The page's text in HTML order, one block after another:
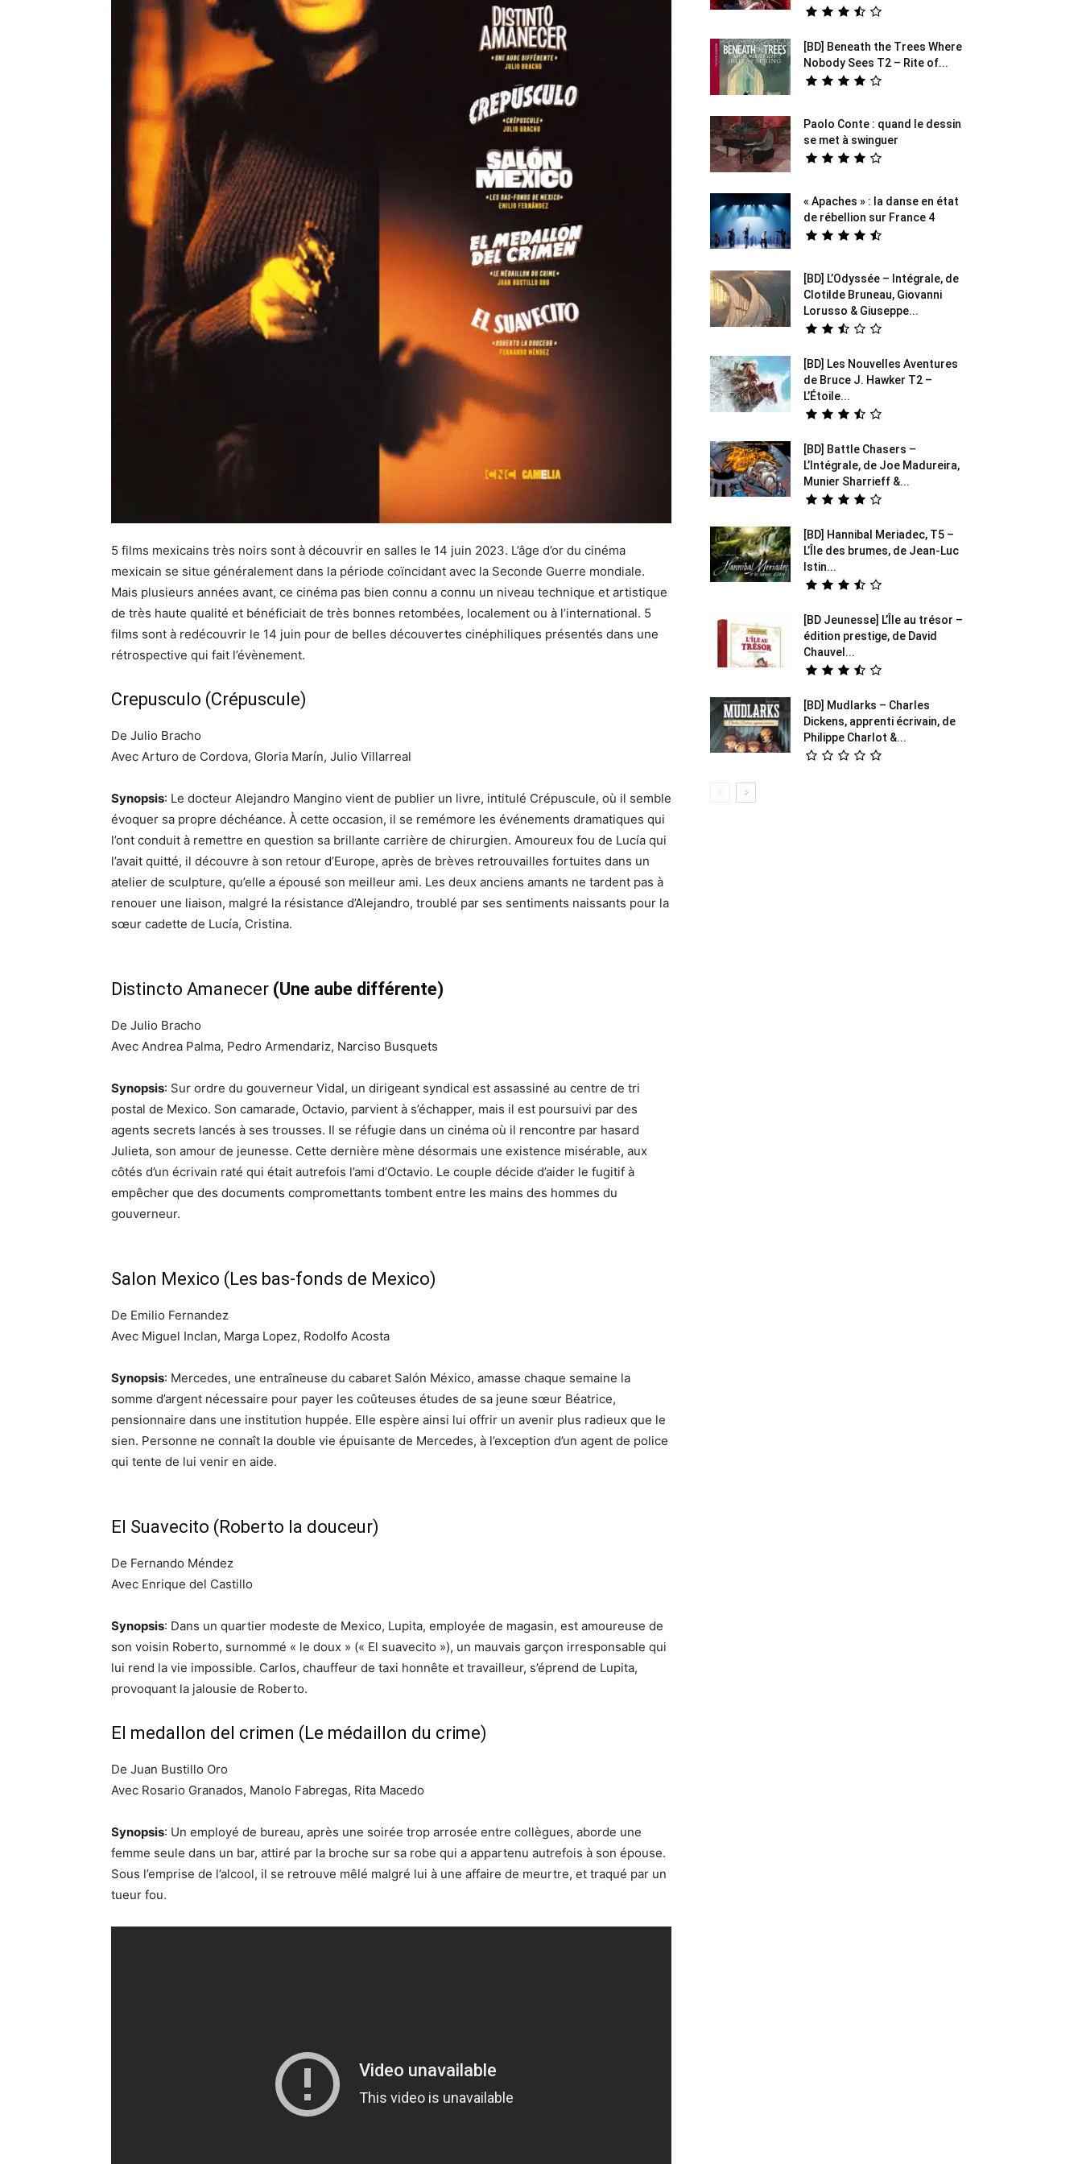
5 films mexicains très noirs sont à découvrir en salles le 14 juin 2023. L’âge d’or du cinéma
mexicain se situe généralement dans la période coïncidant avec la Seconde Guerre mondiale.
Mais plusieurs années avant, ce cinéma pas bien connu a connu un niveau technique et artistique
de très haute qualité et bénéficiait de très bonnes retombées, localement ou à l’international. 5
films sont à redécouvrir le 14 juin pour de belles découvertes cinéphiliques présentés dans une
rétrospective qui fait l’évènement.
Crepusculo (Crépuscule)
De Julio Bracho
Avec Arturo de Cordova, Gloria Marín, Julio Villarreal
Synopsis: Le docteur Alejandro Mangino vient de publier un livre, intitulé Crépuscule, où il semble
évoquer sa propre déchéance. À cette occasion, il se remémore les événements dramatiques qui
l’ont conduit à remettre en question sa brillante carrière de chirurgien. Amoureux fou de Lucía qui
l’avait quitté, il découvre à son retour d’Europe, après de brèves retrouvailles fortuites dans un
atelier de sculpture, qu’elle a épousé son meilleur ami. Les deux anciens amants ne tardent pas à
renouer une liaison, malgré la résistance d’Alejandro, troublé par ses sentiments naissants pour la
sœur cadette de Lucía, Cristina.
Distincto Amanecer (Une aube différente)
De Julio Bracho
Avec Andrea Palma, Pedro Armendariz, Narciso Busquets
Synopsis: Sur ordre du gouverneur Vidal, un dirigeant syndical est assassiné au centre de tri
postal de Mexico. Son camarade, Octavio, parvient à s’échapper, mais il est poursuivi par des
agents secrets lancés à ses trousses. Il se réfugie dans un cinéma où il rencontre par hasard
Julieta, son amour de jeunesse. Cette dernière mène désormais une existence misérable, aux
côtés d’un écrivain raté qui était autrefois l’ami d’Octavio. Le couple décide d’aider le fugitif à
empêcher que des documents compromettants tombent entre les mains des hommes du
gouverneur.
Salon Mexico (Les bas-fonds de Mexico)
De Emilio Fernandez
Avec Miguel Inclan, Marga Lopez, Rodolfo Acosta
Synopsis: Mercedes, une entraîneuse du cabaret Salón México, amasse chaque semaine la
somme d’argent nécessaire pour payer les coûteuses études de sa jeune sœur Béatrice,
pensionnaire dans une institution huppée. Elle espère ainsi lui offrir un avenir plus radieux que le
sien. Personne ne connaît la double vie épuisante de Mercedes, à l’exception d’un agent de police
qui tente de lui venir en aide.
El Suavecito (Roberto la douceur)
De Fernando Méndez
Avec Enrique del Castillo
Synopsis: Dans un quartier modeste de Mexico, Lupita, employée de magasin, est amoureuse de
son voisin Roberto, surnommé « le doux » (« El suavecito »), un mauvais garçon irresponsable qui
lui rend la vie impossible. Carlos, chauffeur de taxi honnête et travailleur, s’éprend de Lupita,
provoquant la jalousie de Roberto.
El medallon del crimen (Le médaillon du crime)
De Juan Bustillo Oro
Avec Rosario Granados, Manolo Fabregas, Rita Macedo
Synopsis: Un employé de bureau, après une soirée trop arrosée entre collègues, aborde une
femme seule dans un bar, attiré par la broche sur sa robe qui a appartenu autrefois à son épouse.
Sous l’emprise de l’alcool, il se retrouve mêlé malgré lui à une affaire de meurtre, et traqué par un
tueur fou.
[BD] Beneath the Trees Where
Nobody Sees T2 – Rite of...
Paolo Conte : quand le dessin
se met à swinguer
« Apaches » : la danse en état
de rébellion sur France 4
[BD] L’Odyssée – Intégrale, de
Clotilde Bruneau, Giovanni
Lorusso & Giuseppe...
[BD] Les Nouvelles Aventures
de Bruce J. Hawker T2 –
L’Étoile...
[BD] Battle Chasers –
L’Intégrale, de Joe Madureira,
Munier Sharrieff &...
[BD] Hannibal Meriadec, T5 –
L’Île des brumes, de Jean-Luc
Istin...
[BD Jeunesse] L’Île au trésor –
édition prestige, de David
Chauvel...
[BD] Mudlarks – Charles
Dickens, apprenti écrivain, de
Philippe Charlot &...